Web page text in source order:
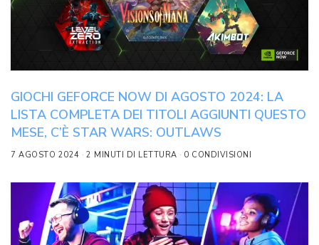
GIOCHI GEFORCE NOW DI AGOSTO 2024: LA
LISTA COMPLETA DEI TITOLI AGGIUNTI QUESTO
MESE, C’È STAR WARS: OUTLAWS
7 AGOSTO 2024 2 MINUTI DI LETTURA 0 CONDIVISIONI